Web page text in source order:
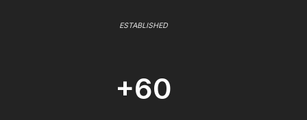
ESTABLISHED
+60